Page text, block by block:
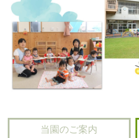
当園のご案内